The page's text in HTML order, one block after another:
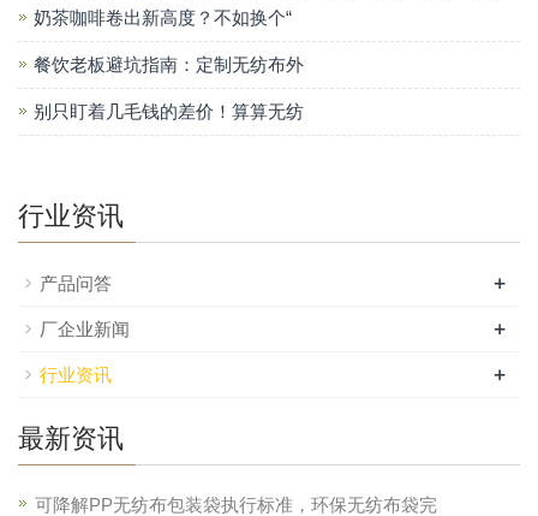
奶茶咖啡卷出新高度？不如换个“
餐饮老板避坑指南：定制无纺布外
别只盯着几毛钱的差价！算算无纺
行业资讯
产品问答 +
厂企业新闻 +
行业资讯 +
最新资讯
可降解PP无纺布包装袋执行标准，环保无纺布袋完